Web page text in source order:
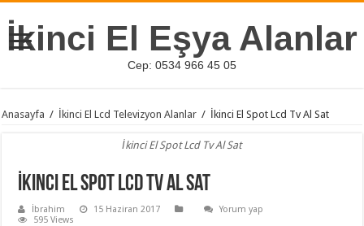
İkinci El Eşya Alanlar
Cep: 0534 966 45 05
Anasayfa / İkinci El Lcd Televizyon Alanlar / İkinci El Spot Lcd Tv Al Sat
İkinci El Spot Lcd Tv Al Sat
İkinci El Spot Lcd Tv Al Sat
İbrahim 15 Haziran 2017
Yorum yap
595 Views